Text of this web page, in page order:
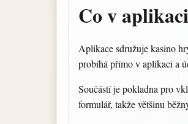
Co v
Aplikace sdružuje kasino
probíhá přímo v aplikaci a
Součástí je pokladna pro
formulář, takže většinu